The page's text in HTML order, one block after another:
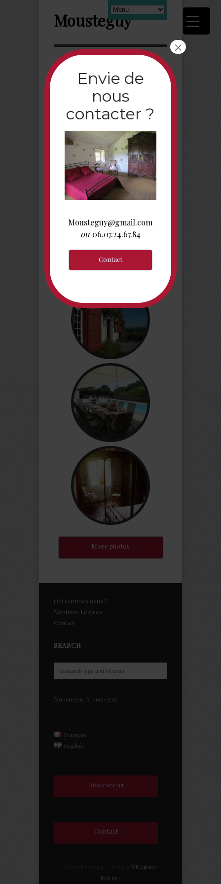
Mousteguy
Rouge_Fotor
Online Booking
More photos
Qui sommes nous ?
Mentions Légales
Contact
SEARCH
Mousteguy M ousteguy
Français
English
Réserver ici
Contact
WPExplorer
back up ↑
Envie de
nous
contacter ?
Mousteguy@gmail.com
ou06.07.24.67.84
Contact
×